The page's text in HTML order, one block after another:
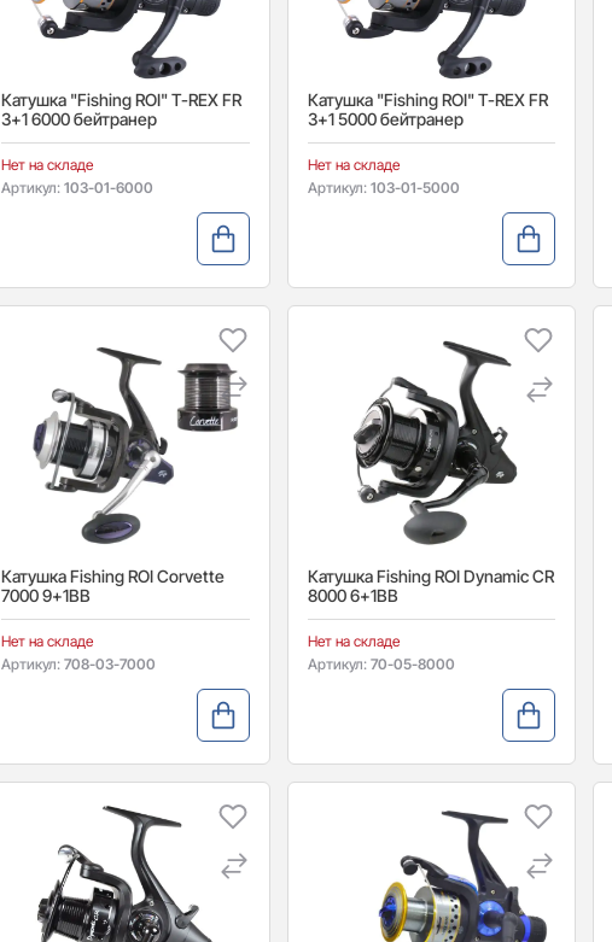
Катушка "Fishing ROI" T-REX FR
3+1 6000 бейтранер
Нет на складе
Артикул: 103-01-6000
Катушка "Fishing ROI" T-REX FR
3+1 5000 бейтранер
Нет на складе
Артикул: 103-01-5000
Катушка Fishing ROI Corvette
7000 9+1BB
Нет на складе
Артикул: 708-03-7000
Катушка Fishing ROI Dynamic CR
8000 6+1BB
Нет на складе
Артикул: 70-05-8000